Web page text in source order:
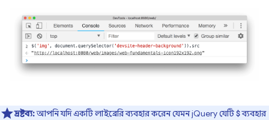
দ্রষ্টব্য:আপনি যদি একটি লাইব্রেরি ব্যবহার করেন যেমন jQuery যেটি$ব্যবহার